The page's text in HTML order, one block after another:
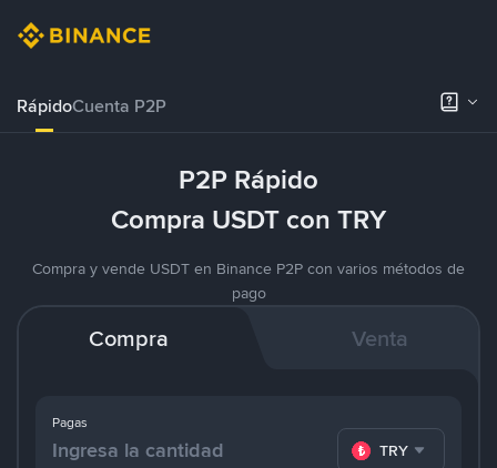
RápidoCuenta P2P
P2P Rápido
Compra USDT con TRY
Compra y vende USDT en Binance P2P con varios métodos de
pago
Compra Venta
Pagas
TRY